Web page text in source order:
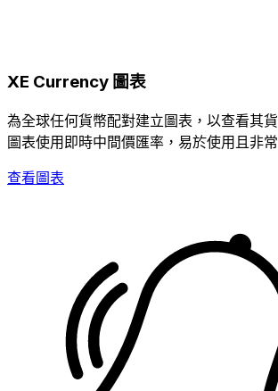
XE Currency 圖表
為全球任何貨幣配對建立圖表，以查看其
圖表使用即時中間價匯率，易於使用且非常
查看圖表